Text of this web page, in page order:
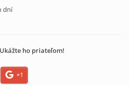
dní
ho priateľom!
+1